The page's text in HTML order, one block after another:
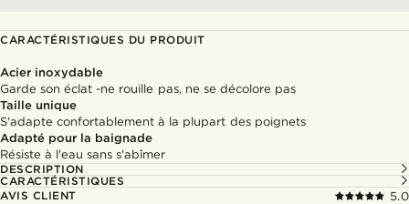
CARACTÉRISTIQUES DU PRODUIT
Acier inoxydable
Garde son éclat -ne rouille pas, ne se décolore pas
Taille unique
S'adapte confortablement à la plupart des poignets
Adapté pour la baignade
Résiste à l'eau sans s'abîmer
DESCRIPTION
CARACTÉRISTIQUES
AVIS CLIENT
5.0